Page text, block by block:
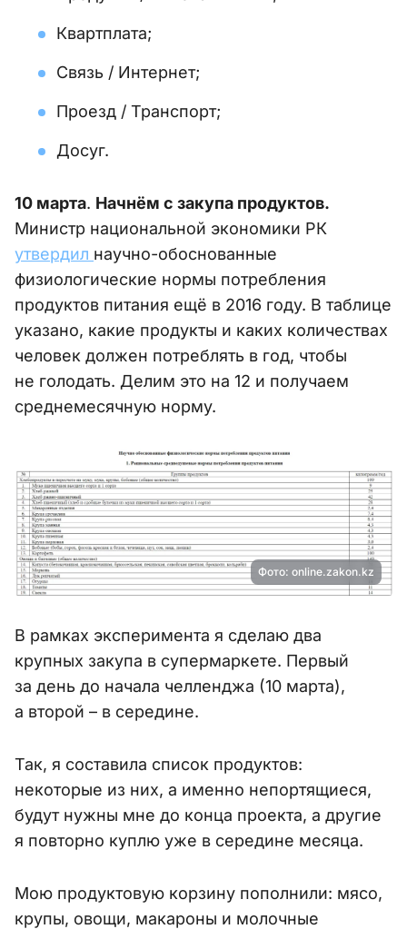
Квартплата;
Связь / Интернет;
Проезд / Транспорт;
Досуг.
10 марта. Начнём с закупа продуктов.
Министр национальной экономики РК
утвердил научно-обоснованные
физиологические нормы потребления
продуктов питания ещё в 2016 году. В таблице
указано, какие продукты и каких количествах
человек должен потреблять в год, чтобы
не голодать. Делим это на 12 и получаем
среднемесячную норму.
Фото: online.zakon.kz
В рамках эксперимента я сделаю два
крупных закупа в супермаркете. Первый
за день до начала челленджа (10 марта),
а второй – в середине.
Так, я составила список продуктов:
некоторые из них, а именно непортящиеся,
будут нужны мне до конца проекта, а другие
я повторно куплю уже в середине месяца.
Мою продуктовую корзину пополнили: мясо,
крупы, овощи, макароны и молочные